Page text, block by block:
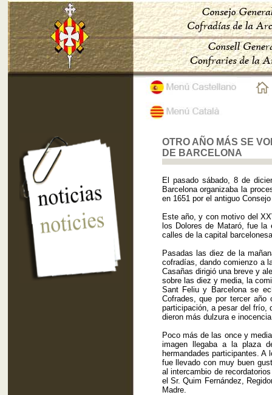
OTRO AÑO MÁS SE
DE BARCELONA
El pasado sábado, 8 de
Barcelona organizaba la
en 1651 por el antiguo
Este año, y con motivo del
los Dolores de Mataró, fue
calles de la capital
Pasadas las diez de la
cofradías, dando comienzo a
Casañas dirigió una breve y
sobre las diez y media, la
Sant Feliu y Barcelona se
Cofrades, que por tercer año
participación, a pesar del frío,
dieron más dulzura e
Poco más de las once y
imagen llegaba a la plaza
hermandades participantes.
fue llevado con muy buen
al intercambio de
el Sr. Quim Fernández,
Madre.